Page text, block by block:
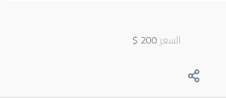
السعر 200
$